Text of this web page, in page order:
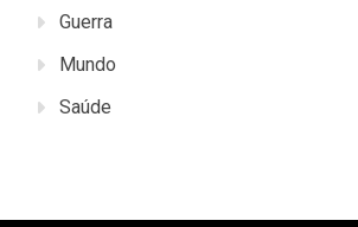
Guerra
Mundo
Saúde